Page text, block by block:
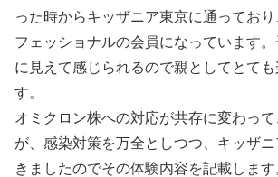
った時からキッザニア東京に通ってお
フェッショナルの会員になっています
に見えて感じられるので親としてとて
す。
オミクロン株への対応が共存に変わっ
が、感染対策を万全としつつ、キッザ
きましたのでその体験内容を記載します